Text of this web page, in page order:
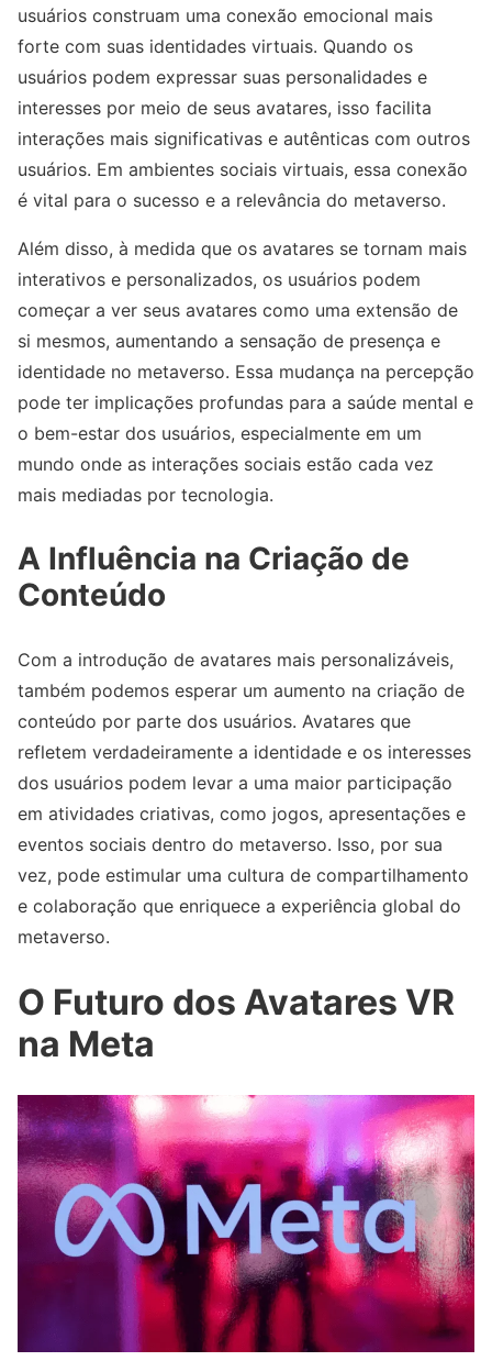
usuários construam uma conexão emocional mais
forte com suas identidades virtuais. Quando os
usuários podem expressar suas personalidades e
interesses por meio de seus avatares, isso facilita
interações mais significativas e autênticas com outros
usuários. Em ambientes sociais virtuais, essa conexão
é vital para o sucesso e a relevância do metaverso.
Além disso, à medida que os avatares se tornam mais
interativos e personalizados, os usuários podem
começar a ver seus avatares como uma extensão de
si mesmos, aumentando a sensação de presença e
identidade no metaverso. Essa mudança na percepção
pode ter implicações profundas para a saúde mental e
o bem-estar dos usuários, especialmente em um
mundo onde as interações sociais estão cada vez
mais mediadas por tecnologia.
A Influência na Criação de
Conteúdo
Com a introdução de avatares mais personalizáveis,
também podemos esperar um aumento na criação de
conteúdo por parte dos usuários. Avatares que
refletem verdadeiramente a identidade e os interesses
dos usuários podem levar a uma maior participação
em atividades criativas, como jogos, apresentações e
eventos sociais dentro do metaverso. Isso, por sua
vez, pode estimular uma cultura de compartilhamento
e colaboração que enriquece a experiência global do
metaverso.
O Futuro dos Avatares VR
na Meta